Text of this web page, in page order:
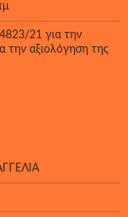
21 για την
την αξιολόγηση της